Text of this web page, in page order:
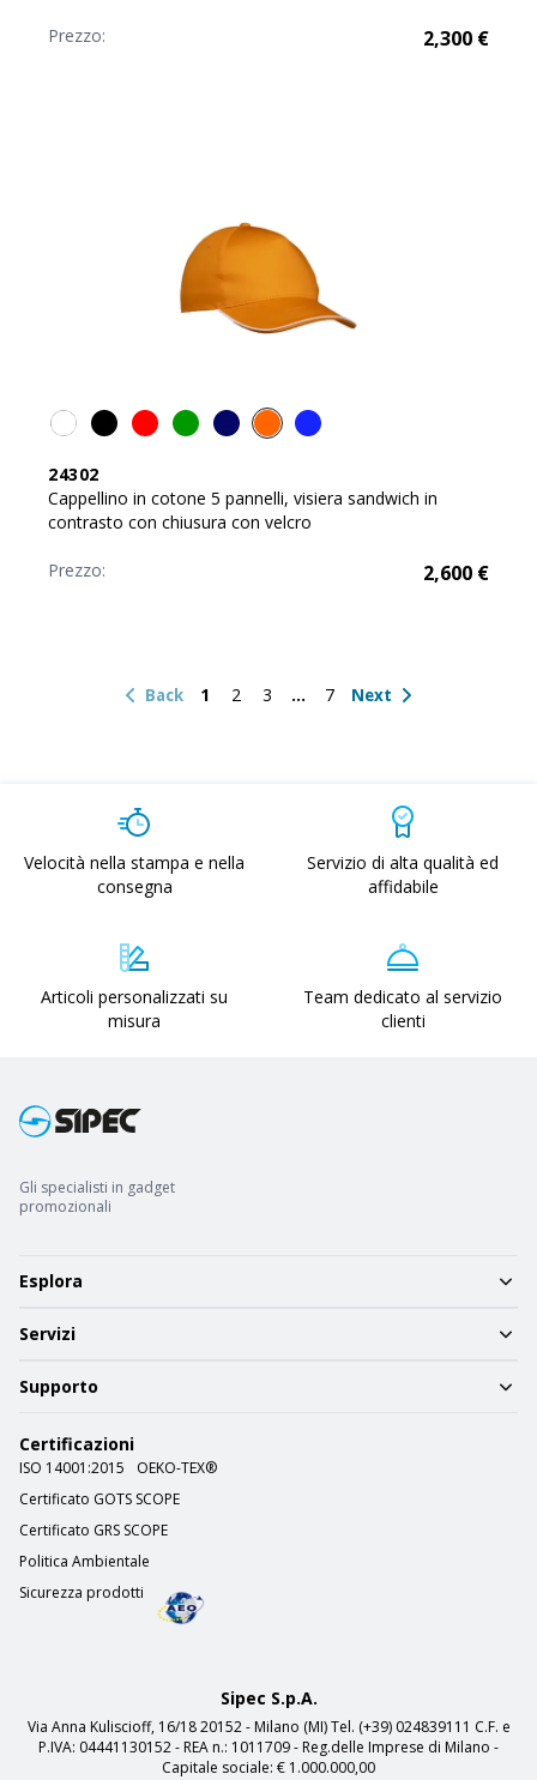
Prezzo: 2,300 €
24302
Cappellino in cotone 5 pannelli, visiera sandwich in
contrasto con chiusura con velcro
Prezzo: 2,600 €
Back 1 2 3 7 Next
Velocità nella stampa e nella
consegna
Servizio di alta qualità ed
affidabile
Articoli personalizzati su
misura
Team dedicato al servizio
clienti
Gli specialisti in gadget
promozionali
Esplora
Servizi
Supporto
Certificazioni
ISO 14001:2015
OEKO-TEX®
Certificato GOTS SCOPE
Certificato GRS SCOPE
Politica Ambientale
Sicurezza prodotti
Sipec S.p.A.
Via Anna Kuliscioff, 16/18 20152 - Milano (MI) Tel. (+39) 024839111 C.F. e
P.IVA: 04441130152 - REA n.: 1011709 - Reg.delle Imprese di Milano -
Capitale sociale: € 1.000.000,00